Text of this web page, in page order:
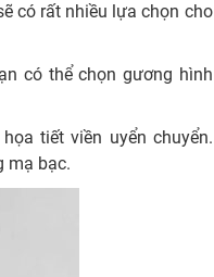
có rất nhiều lựa chọn cho
có thể chọn gương hình
tiết viền uyển chuyển.
mạ bạc.